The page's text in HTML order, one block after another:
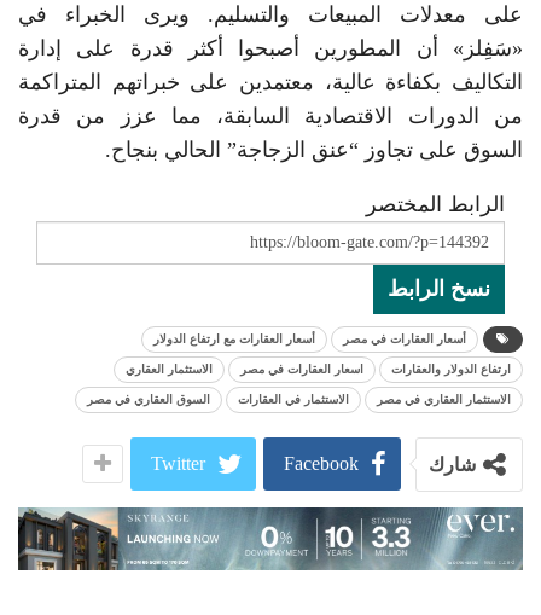
على معدلات المبيعات والتسليم. ويرى الخبراء في
«سَفِلز» أن المطورين أصبحوا أكثر قدرة على إدارة
التكاليف بكفاءة عالية، معتمدين على خبراتهم المتراكمة
من الدورات الاقتصادية السابقة، مما عزز من قدرة
السوق على تجاوز “عنق الزجاجة” الحالي بنجاح.
الرابط المختصر
نسخ الرابط
أسعار العقارات في مصر أسعار العقارات مع ارتفاع الدولار
ارتفاع الدولار والعقارات اسعار العقارات في مصر الاستثمار العقاري
الاستثمار العقاري في مصر الاستثمار في العقارات السوق العقاري في مصر
شارك Facebook
Twitter